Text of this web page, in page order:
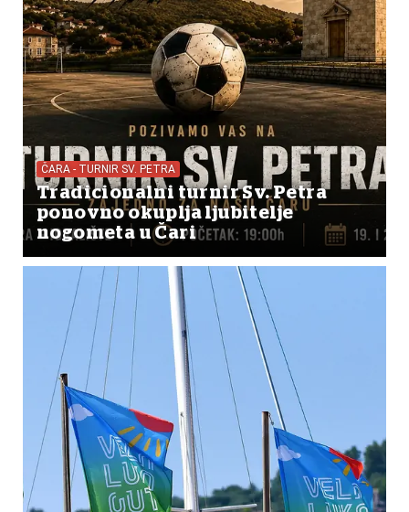
ČARA - TURNIR SV. PETRA
Tradicionalni turnir Sv. Petra
ponovno okuplja ljubitelje
nogometa u Čari